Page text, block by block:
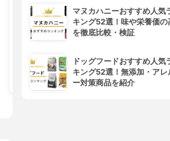
ザ ナウナウネオングロス
3.66 (1)
¥2,750
ウォ
マヌカハニーおすすめ人気
キング52選！味や栄養価の
を徹底比較・検証
ドッグフードおすすめ人気
キング52選！無添加・アレ
ー対策商品を紹介